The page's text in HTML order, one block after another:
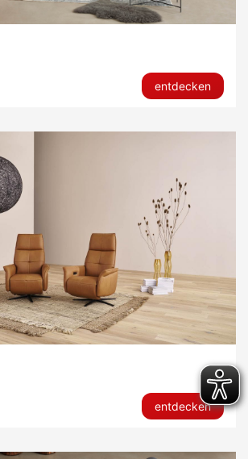
entdecken
entdecken